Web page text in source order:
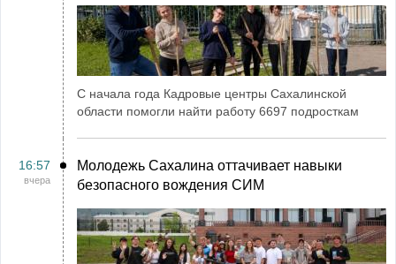
С начала года Кадровые центры Сахалинской
области помогли найти работу 6697 подросткам
16:57
вчера
Молодежь Сахалина оттачивает навыки
безопасного вождения СИМ